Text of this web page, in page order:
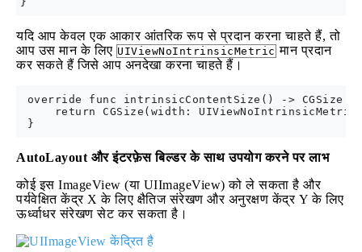
यदि आप केवल एक आकार आंतरिक रूप से प्रदान करना चाहते हैं, तो
आप उस मान के लिए UIViewNoIntrinsicMetric मान प्रदान
कर सकते हैं जिसे आप अनदेखा करना चाहते हैं।
override func intrinsicContentSize() -> CGSize {
return CGSize(width:
AutoLayout और इंटरफ़ेस बिल्डर के साथ उपयोग करने पर लाभ
कोई इस ImageView (या UIImageView) को ले सकता है और
पर्यवेक्षित केंद्र X के लिए क्षैतिज संरेखण और अनुरक्षण केंद्र Y के लिए
ऊर्ध्वाधर संरेखण सेट कर सकता है।